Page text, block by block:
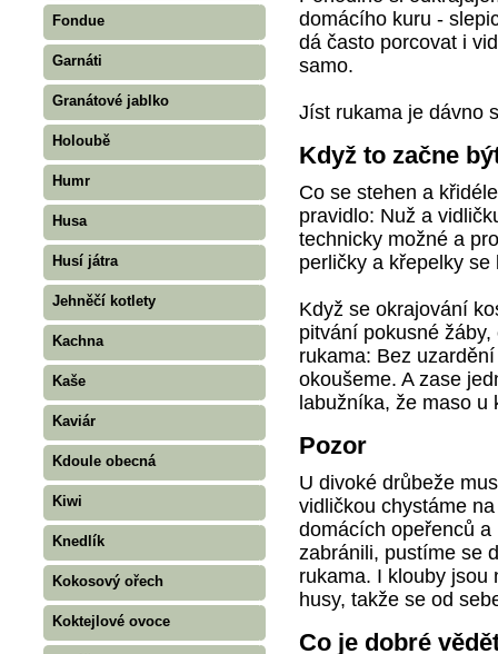
Fondue
Garnáti
Granátové jablko
Holoubě
Humr
Husa
Husí játra
Jehněčí kotlety
Kachna
Kaše
Kaviár
Kdoule obecná
Kiwi
Knedlík
Kokosový ořech
Koktejlové ovoce
domácího kuru -
dá často porcovat i
samo.
Jíst rukama je dávno
Když to začne
Co se stehen a
pravidlo: Nuž a
technicky možné a
perličky a křepelky
Když se okrajování
pitvání pokusné
rukama: Bez
okoušeme. A zase
labužníka, že maso u
Pozor
U divoké drůbeže
vidličkou chystáme
domácích opeřenců
zabránili, pustíme se
rukama. I klouby jsou
husy, takže se od
Co je dobré